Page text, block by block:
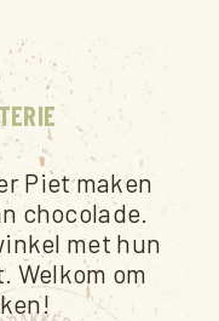
Piet maken
chocolade.
met hun
om